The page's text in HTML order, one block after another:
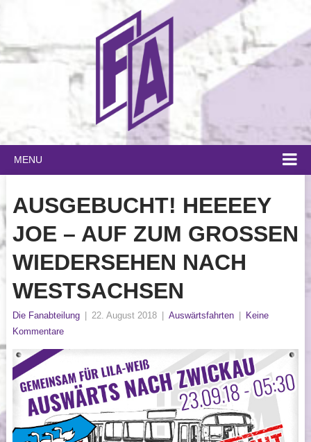
MENU
AUSGEBUCHT! HEEEEY
JOE – AUF ZUM GROSSEN W
IEDERSEHEN NACH W
ESTSACHSEN
Die Fanabteilung 22. August 2018 Auswärtsfahrten
Keine
Kommentare